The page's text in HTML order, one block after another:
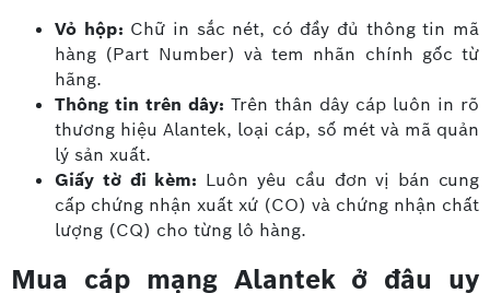
Vỏ hộp: Chữ in sắc nét, có đầy đủ thông tin mã
hàng (Part Number) và tem nhãn chính gốc từ
hãng.
Thông tin trên dây: Trên thân dây cáp luôn in rõ
thương hiệu Alantek, loại cáp, số mét và mã quản
lý sản xuất.
Giấy tờ đi kèm: Luôn yêu cầu đơn vị bán cung
cấp chứng nhận xuất xứ (CO) và chứng nhận chất
lượng (CQ) cho từng lô hàng.
Mua cáp mạng Alantek ở đâu uy